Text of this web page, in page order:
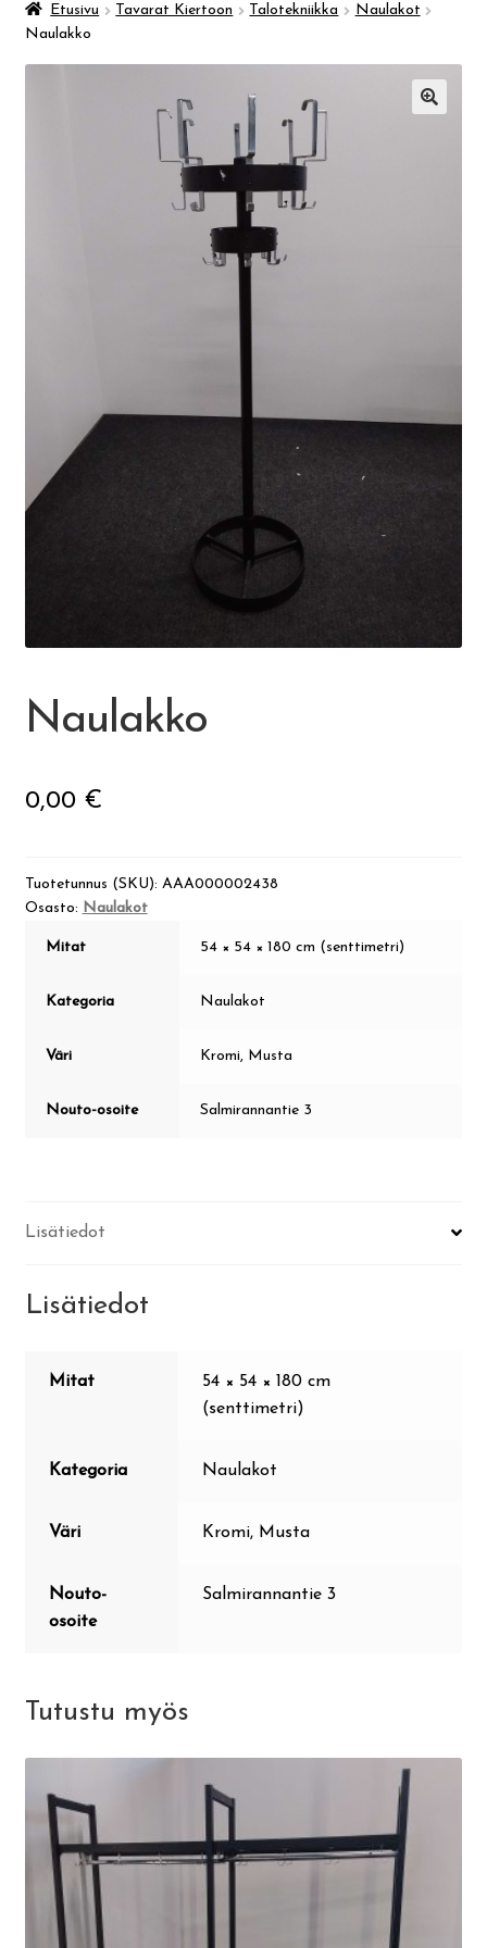
Taidemuseo & Ratamo
Ateria- ja välipalamaksut
Kirjasto
Visit Jyvaskyla Region
Ohje
English
Etusivu Tavarat Kiertoon Talotekniikka
Naulakot
Naulakko
Naulakko
0,00 €
Tuotetunnus (SKU): AAA000002438
Osasto: Naulakot
Mitat 54 × 54 × 180 cm (senttimetri)
Kategoria Naulakot
Väri Kromi, Musta
Nouto-osoite Salmirannantie 3
Lisätiedot
Lisätiedot
Mitat
54 × 54 × 180 cm
(senttimetri)
Kategoria Naulakot
Väri Kromi, Musta
Nouto-
osoite
Salmirannantie 3
Tutustu myös